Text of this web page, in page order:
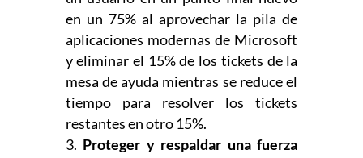
en un 75% al aprovechar la pila de
aplicaciones modernas de Microsoft
y eliminar el 15% de los tickets de la
mesa de ayuda mientras se reduce el
tiempo para resolver los tickets
restantes en otro 15%.
Proteger y respaldar una fuerza